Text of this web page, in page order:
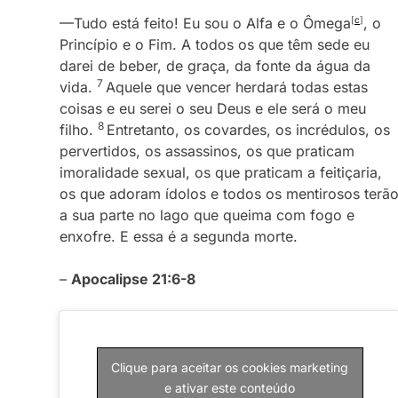
—Tudo está feito! Eu sou o Alfa e o Ômega[c], o
Princípio e o Fim. A todos os que têm sede eu
darei de beber, de graça, da fonte da água da
vida. 7 Aquele que vencer herdará todas estas
coisas e eu serei o seu Deus e ele será o meu
filho. 8 Entretanto, os covardes, os incrédulos, os
pervertidos, os assassinos, os que praticam
imoralidade sexual, os que praticam a feitiçaria,
os que adoram ídolos e todos os mentirosos terão
a sua parte no lago que queima com fogo e
enxofre. E essa é a segunda morte.
– Apocalipse 21:6-8
Clique para aceitar os cookies marketing
e ativar este conteúdo